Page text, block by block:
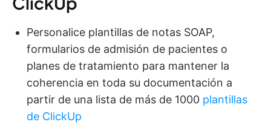
Personalice plantillas de notas SOAP,
formularios de admisión de pacientes o
planes de tratamiento para mantener la
coherencia en toda su documentación a
partir de una lista de más de 1000 plantillas
de ClickUp